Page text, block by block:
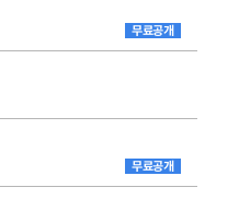
무료공개
무료공개